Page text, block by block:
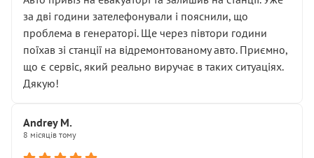
чіткого пояснення
( ну все зняли та доробили) дякую!
Окремий момент, який виглядає абсурдно:
мені заявили, що бачок гальмівної рідини потрібно
міняти разом із головним гальмівним циліндром у
Для людини, яка хоча б трохи розуміється на техніці,
це звучить як мінімум непрофесійно, а як максимум —
спроба продати дорогий вузол замість елементарних
за дві години зателефонували і пояснили, що
проблема в генераторі. Ще через півтори години
поїхав зі станції на відремонтованому авто. Приємно,
що є сервіс, який реально виручає в таких ситуаціях.
Дякую!
Andrey M.
8 місяців тому